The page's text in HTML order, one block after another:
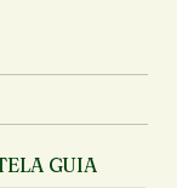
por e-mail.
GUIA